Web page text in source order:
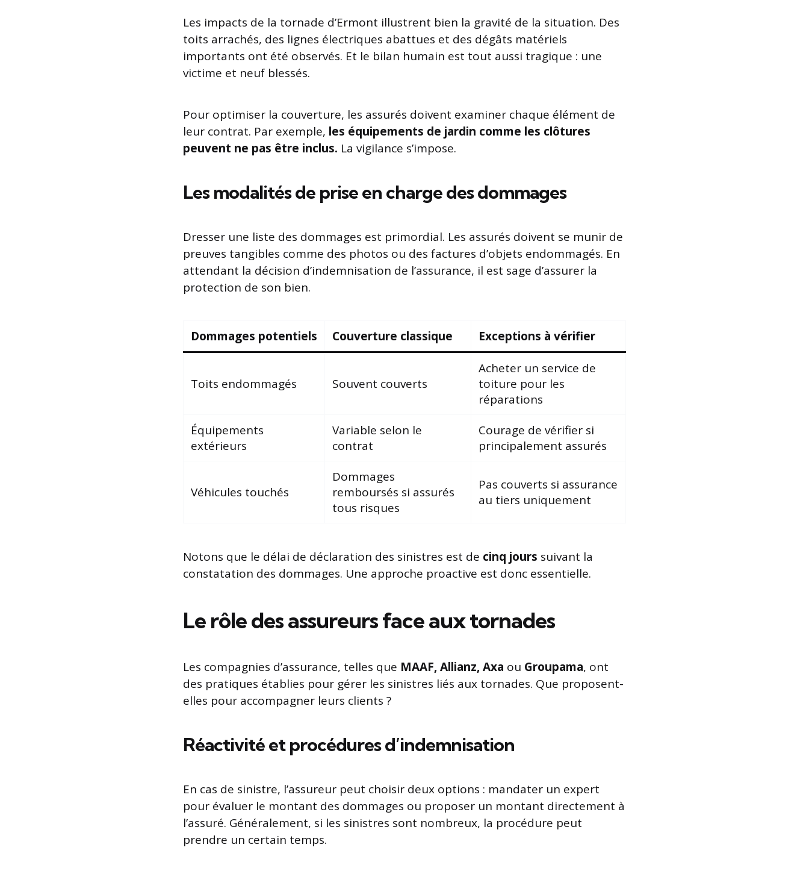
Les impacts de la tornade d’Ermont illustrent bien la gravité de la situation. Des
toits arrachés, des lignes électriques abattues et des dégâts matériels
importants ont été observés. Et le bilan humain est tout aussi tragique : une
victime et neuf blessés.
Pour optimiser la couverture, les assurés doivent examiner chaque élément de
leur contrat. Par exemple, les équipements de jardin comme les clôtures
peuvent ne pas être inclus. La vigilance s’impose.
Les modalités de prise en charge des dommages
Dresser une liste des dommages est primordial. Les assurés doivent se munir de
preuves tangibles comme des photos ou des factures d’objets endommagés. En
attendant la décision d’indemnisation de l’assurance, il est sage d’assurer la
protection de son bien.
Dommages potentiels Couverture classique Exceptions à vérifier
Toits endommagés Souvent couverts
Acheter un service de
toiture pour les
réparations
Équipements
extérieurs
Variable selon le
contrat
Courage de vérifier si
principalement assurés
Véhicules touchés
Dommages
remboursés si assurés
tous risques
Pas couverts si assurance
au tiers uniquement
Notons que le délai de déclaration des sinistres est de cinq jours suivant la
constatation des dommages. Une approche proactive est donc essentielle.
Le rôle des assureurs face aux tornades
Les compagnies d’assurance, telles que MAAF, Allianz, Axa ou Groupama, ont
des pratiques établies pour gérer les sinistres liés aux tornades. Que proposent-
elles pour accompagner leurs clients ?
Réactivité et procédures d’indemnisation
En cas de sinistre, l’assureur peut choisir deux options : mandater un expert
pour évaluer le montant des dommages ou proposer un montant directement à
l’assuré. Généralement, si les sinistres sont nombreux, la procédure peut
prendre un certain temps.